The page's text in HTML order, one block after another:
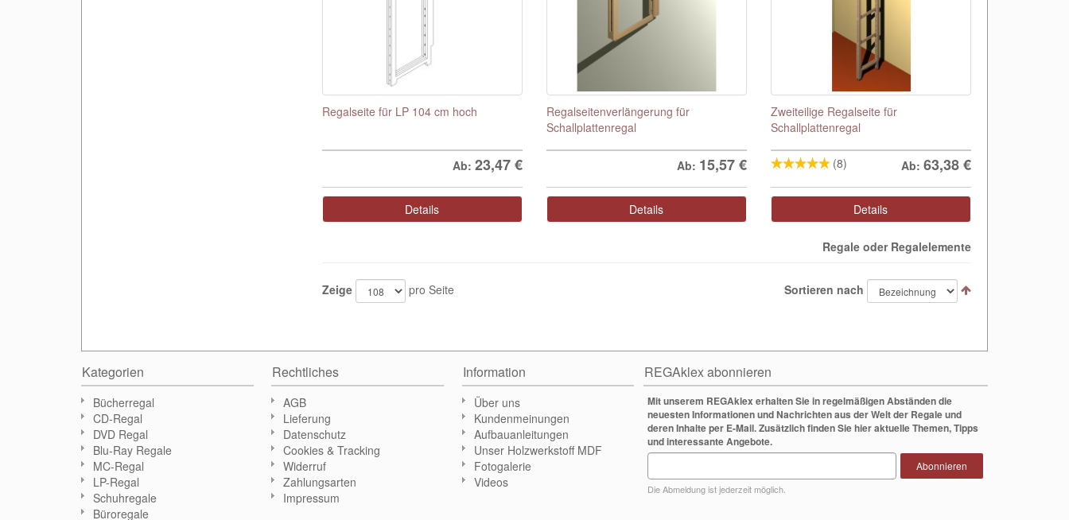
Regalseite für LP 104 cm hoch
Ab: 23,47€
Details
Regalseitenverlängerung für
Schallplattenregal
Ab: 15,57€
Details
Zweiteilige Regalseite für
Schallplattenregal
(8) Ab: 63,38€
Details
Regale oder Regalelemente
Zeige pro Seite Sortieren nach
REGAklex abonnieren
Mit unserem REGAklex erhalten Sie in regelmäßigen Abständen die
neuesten Informationen und Nachrichten aus der Welt der Regale und
deren Inhalte per E-Mail. Zusätzlich finden Sie hier aktuelle Themen, Tipps
und interessante Angebote.
Die Abmeldung ist jederzeit möglich.
Abonnieren
Kategorien
Bücherregal
CD-Regal
DVD Regal
Blu-Ray Regale
MC-Regal
LP-Regal
Schuhregale
Büroregale
Rechtliches
AGB
Lieferung
Datenschutz
Cookies & Tracking
Widerruf
Zahlungsarten
Impressum
Information
Über uns
Kundenmeinungen
Aufbauanleitungen
Unser Holzwerkstoff MDF
Fotogalerie
Videos